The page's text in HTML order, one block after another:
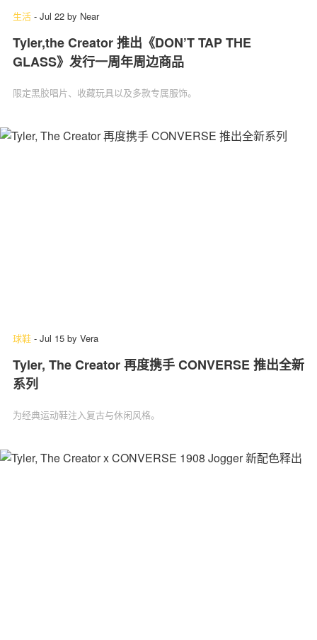
生活 - Jul 22 by Near
Tyler,the Creator 推出《DON’T TAP THE
GLASS》发行一周年周边商品
限定黑胶唱片、收藏玩具以及多款专属服饰。
球鞋 - Jul 15 by Vera
Tyler, The Creator 再度携手 CONVERSE 推出全新
系列
为经典运动鞋注入复古与休闲风格。